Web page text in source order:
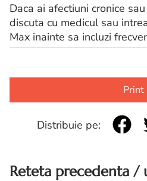
Daca ai afectiuni cronice
discuta cu medicul sau
Max inainte sa incluzi
Print
Distribuie pe:
Reteta precedenta /